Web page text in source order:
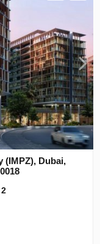
(IMPZ), Dubai,
2